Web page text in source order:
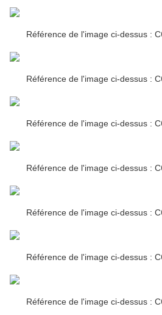
Référence de l'image ci-dessus :
Référence de l'image ci-dessus :
Référence de l'image ci-dessus :
Référence de l'image ci-dessus :
Référence de l'image ci-dessus :
Référence de l'image ci-dessus :
Référence de l'image ci-dessus :